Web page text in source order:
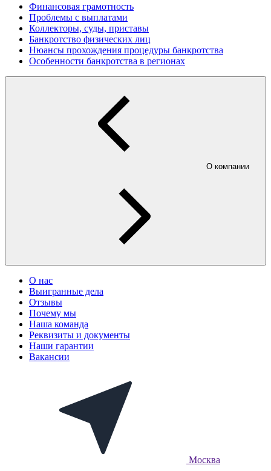
Финансовая грамотность
Проблемы с выплатами
Коллекторы, суды, приставы
Банкротство физических лиц
Нюансы прохождения процедуры банкротства
Особенности банкротства в регионах
О компании
О нас
Выигранные дела
Отзывы
Почему мы
Наша команда
Реквизиты и документы
Наши гарантии
Вакансии
Москва